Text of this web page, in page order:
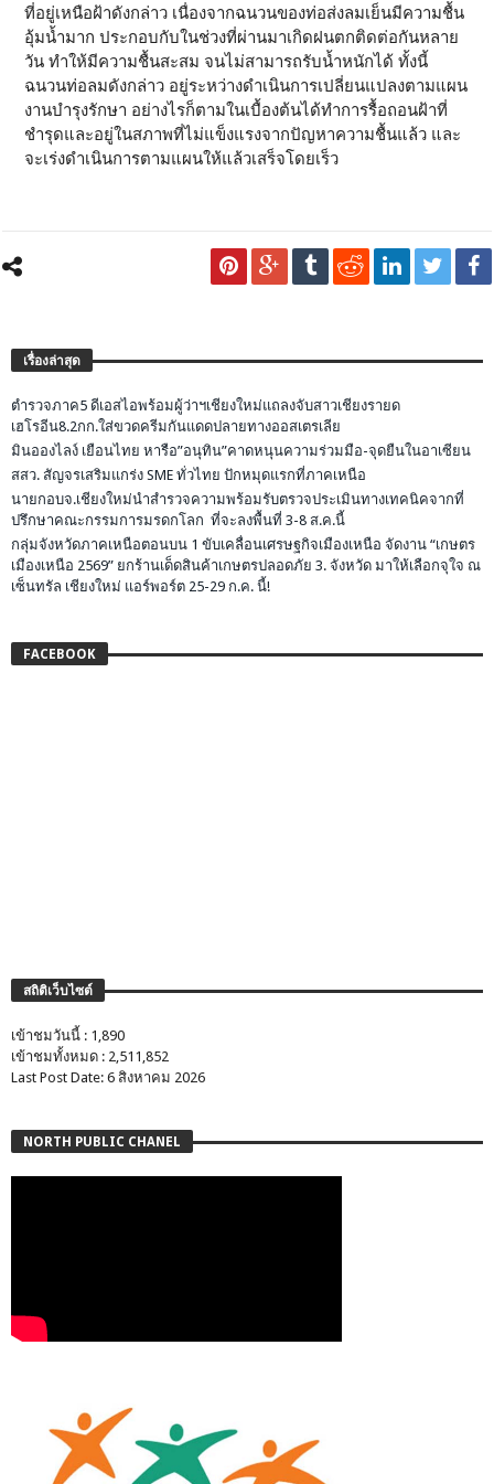
ที่อยู่เหนือฝ้าดังกล่าว เนื่องจากฉนวนของท่อส่งลมเย็นมีความชื้น
อุ้มน้ำมาก ประกอบกับในช่วงที่ผ่านมาเกิดฝนตกติดต่อกันหลาย
วัน ทำให้มีความชื้นสะสม จนไม่สามารถรับน้ำหนักได้ ทั้งนี้
ฉนวนท่อลมดังกล่าว อยู่ระหว่างดำเนินการเปลี่ยนแปลงตามแผน
งานบำรุงรักษา อย่างไรก็ตามในเบื้องต้นได้ทำการรื้อถอนฝ้าที่
ชำรุดและอยู่ในสภาพที่ไม่แข็งแรงจากปัญหาความชื้นแล้ว และ
จะเร่งดำเนินการตามแผนให้แล้วเสร็จโดยเร็ว
เรื่องล่าสุด
ตำรวจภาค5 ดีเอสไอพร้อมผู้ว่าฯเชียงใหม่แถลงจับสาวเชียงรายด
เฮโรอีน8.2กก.ใส่ขวดครีมกันแดดปลายทางออสเตรเลีย
มินอองไลง์ เยือนไทย หารือ”อนุทิน”คาดหนุนความร่วมมือ-จุดยืนในอาเซียน
สสว. สัญจรเสริมแกร่ง SME ทั่วไทย ปักหมุดแรกที่ภาคเหนือ
นายกอบจ.เชียงใหม่นำสำรวจความพร้อมรับตรวจประเมินทางเทคนิคจากที่
ปรึกษาคณะกรรมการมรดกโลก ที่จะลงพื้นที่ 3-8 ส.ค.นี้
กลุ่มจังหวัดภาคเหนือตอนบน 1 ขับเคลื่อนเศรษฐกิจเมืองเหนือ จัดงาน “เกษตร
เมืองเหนือ 2569” ยกร้านเด็ดสินค้าเกษตรปลอดภัย 3. จังหวัด มาให้เลือกจุใจ ณ
เซ็นทรัล เชียงใหม่ แอร์พอร์ต 25-29 ก.ค. นี้!
FACEBOOK
สถิติเว็บไซต์
เข้าชมวันนี้ : 1,890
เข้าชมทั้งหมด : 2,511,852
Last Post Date: 6 สิงหาคม 2026
NORTH PUBLIC CHANEL